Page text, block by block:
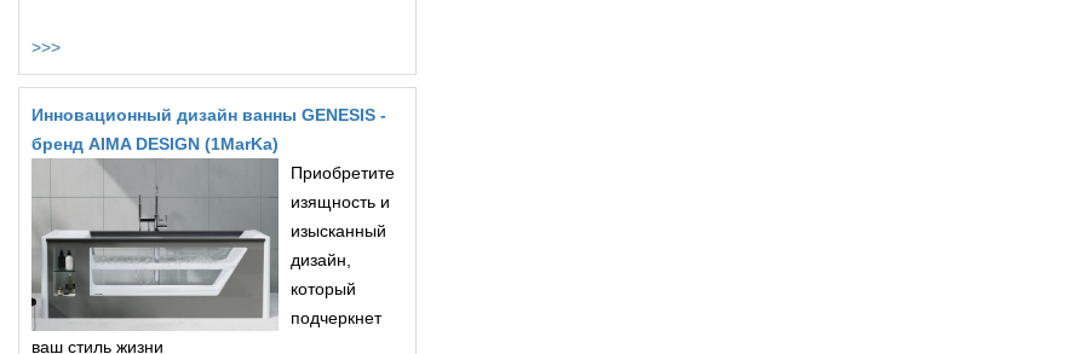
>>>
Инновационный дизайн ванны GENESIS -
бренд AIMA DESIGN (1MarKa)
Приобретите
изящность и
изысканный
дизайн,
который
подчеркнет
ваш стиль жизни